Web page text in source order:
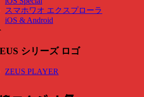
スマホワオ エクスプローラ
iOS & Android
ZEUS PLAYER